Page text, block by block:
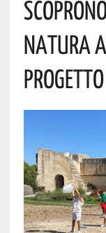
Natura
Progetto